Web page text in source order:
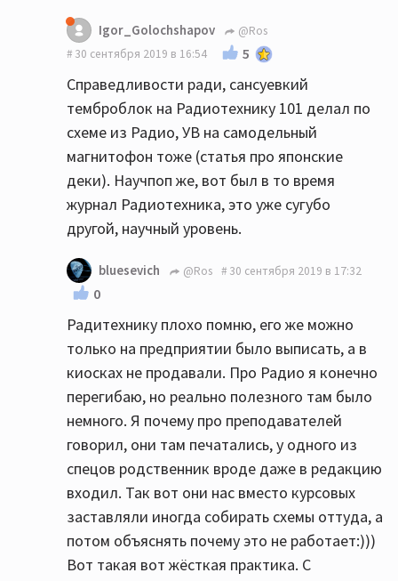
Igor_Golochshapov
@Ros
30 сентября 2019 в 16:54
5
Справедливости ради, сансуевкий
темброблок на Радиотехнику 101 делал по
схеме из Радио, УВ на самодельный
магнитофон тоже (статья про японские
деки). Научпоп же, вот был в то время
журнал Радиотехника, это уже сугубо
другой, научный уровень.
bluesevich @Ros 30 сентября 2019 в 17:32
0
Радитехнику плохо помню, его же можно
только на предприятии было выписать, а в
киосках не продавали. Про Радио я конечно
перегибаю, но реально полезного там было
немного. Я почему про преподавателей
говорил, они там печатались, у одного из
спецов родственник вроде даже в редакцию
входил. Так вот они нас вместо курсовых
заставляли иногда собирать схемы оттуда, а
потом объяснять почему это не работает:)))
Вот такая вот жёсткая практика. С